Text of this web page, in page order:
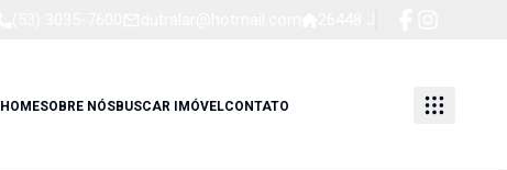
HOMESOBRE NÓSBUSCAR IMÓVELCONTATO